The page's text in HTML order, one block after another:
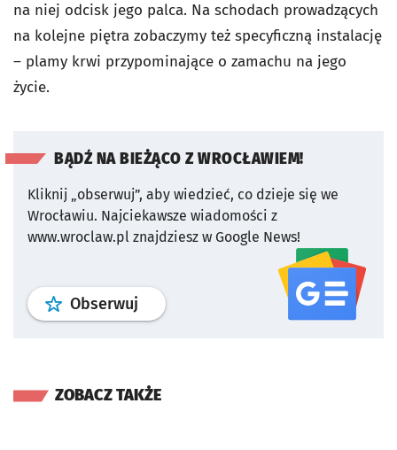
na niej odcisk jego palca. Na schodach prowadzących
na kolejne piętra zobaczymy też specyficzną instalację
– plamy krwi przypominające o zamachu na jego
życie.
BĄDŹ NA BIEŻĄCO Z WROCŁAWIEM!
Kliknij „obserwuj”, aby wiedzieć, co dzieje się we
Wrocławiu. Najciekawsze wiadomości z
www.wroclaw.pl znajdziesz w Google News!
Obserwuj profil serwisu
ZOBACZ TAKŻE